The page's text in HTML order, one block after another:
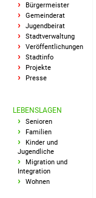
Bürgermeister
Gemeinderat
Jugendbeirat
Stadtverwaltung
Veröffentlichungen
Stadtinfo
Projekte
Presse
LEBENSLAGEN
Senioren
Familien
Kinder und
Jugendliche
Migration und
Integration
Wohnen